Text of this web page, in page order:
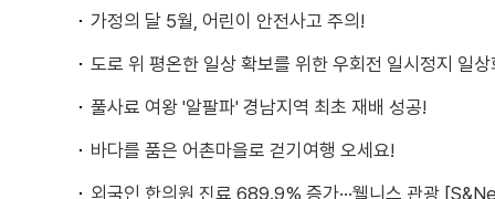
가정의 달 5월, 어린이 안전사고 주의!
도로 위 평온한 일상 확보를 위한 우회전 일시정지 일상
풀사료 여왕 '알팔파' 경남지역 최초 재배 성공!
바다를 품은 어촌마을로 걷기여행 오세요!
외국인 한의원 진료 689.9% 증가···웰니스 관광